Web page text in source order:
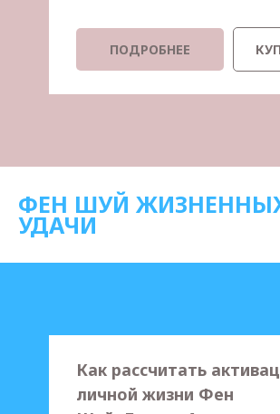
ПОДРОБНЕЕ
ФЕН ШУЙ
УДАЧИ
Как рассчитать
личной жизни Фен